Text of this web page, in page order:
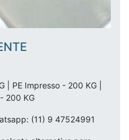
| PE Impresso - 200 KG |
200 KG
(11) 9 47524991